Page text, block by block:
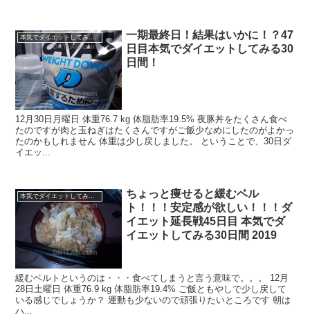
本気でダイエットしてみる30日間！2019.11 -
一期最終日！結果はいかに！？47
日目本気でダイエットしてみる30
日間！
12月30日月曜日 体重76.7 kg 体脂肪率19.5% 夜豚丼をたくさん食べ
たのですが肉と玉ねぎはたくさんですがご飯少なめにしたのがよかっ
たのかもしれません 体重は少し戻しました。 ということで、30日ダ
イエッ...
本気でダイエットしてみる30日間！2019.11 -
ちょっと痩せると緩むベル
ト！！！安定感が欲しい！！！ダ
イエット延長戦45日目 本気でダ
イエットしてみる30日間 2019
緩むベルトというのは・・・食べてしまうと言う意味で。。。 12月
28日土曜日 体重76.9 kg 体脂肪率19.4% ご飯ともやしで少し戻して
いる感じでしょうか？ 運動も少ないので頑張りたいところです 朝は
ハ...